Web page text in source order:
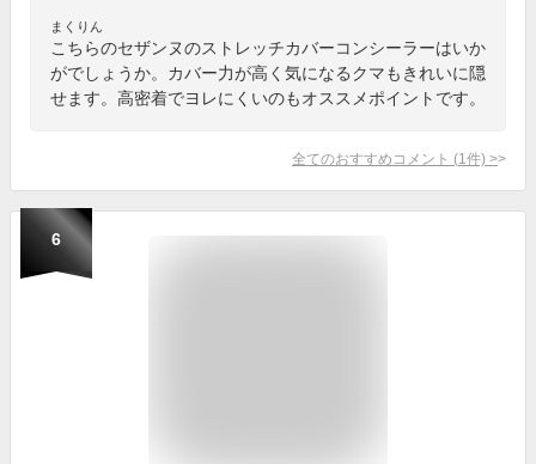
まくりん
こちらのセザンヌのストレッチカバーコンシーラーはいか
がでしょうか。カバー力が高く気になるクマもきれいに隠
せます。高密着でヨレにくいのもオススメポイントです。
全てのおすすめコメント (1 件) >
6